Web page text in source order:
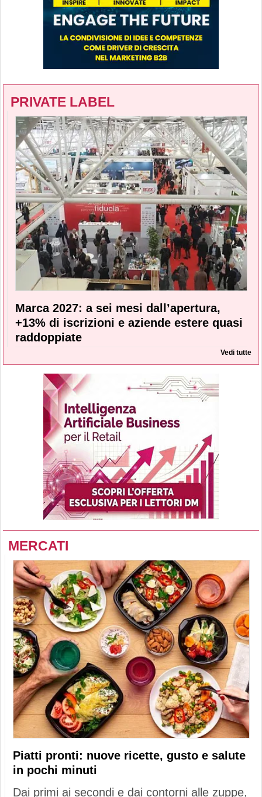
PRIVATE LABEL
Marca 2027: a sei mesi dall’apertura,
+13% di iscrizioni e aziende estere quasi
raddoppiate
Vedi tutte
MERCATI
Piatti pronti: nuove ricette, gusto e salute
in pochi minuti
Dai primi ai secondi e dai contorni alle zuppe,